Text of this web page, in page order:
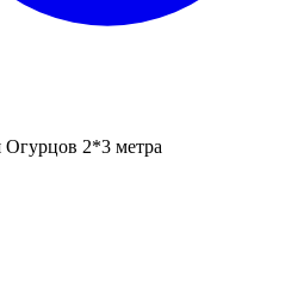
2*3 метра